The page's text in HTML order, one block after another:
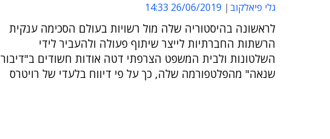
גלי פיאלקוב 26/06/2019 14:33
לראשונה בהיסטוריה שלה מול רשויות בעולם הסכימה ענקית
הרשתות החברתיות לייצר שיתוף פעולה ולהעביר לידי
השלטונות ולבית המשפט הצרפתי דטה אודות חשודים ב"דיבור
שנאה" מהפלטפורמה שלה, כך על פי דיווח בלעדי של רויטרס